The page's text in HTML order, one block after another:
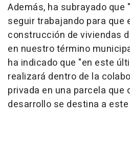
Además, ha subrayado
seguir trabajando para que
construcción de viviendas
en nuestro término
ha indicado que "en este
realizará dentro de la
privada en una parcela que
desarrollo se destina a